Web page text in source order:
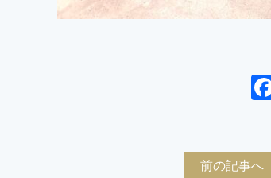
前の記事へ